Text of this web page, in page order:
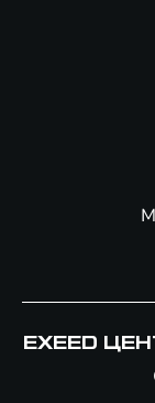
EXEED